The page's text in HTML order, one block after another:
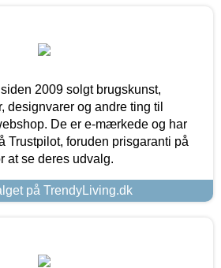
2009 solgt brugskunst,
designvarer og andre ting til
De er e-mærkede og har
Trustpilot, foruden prisgaranti på
at se deres udvalg.
på TrendyLiving.dk